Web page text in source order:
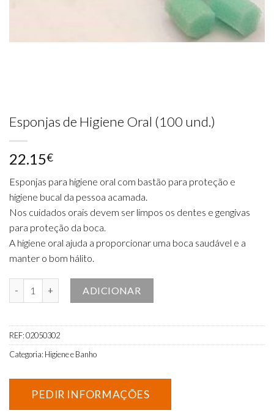
Esponjas de Higiene Oral (100 und.)
22.15€
Esponjas para higiene oral com bastão para proteção e
higiene bucal da pessoa acamada.
Nos cuidados orais devem ser limpos os dentes e gengivas
para proteção da boca.
A higiene oral ajuda a proporcionar uma boca saudável e a
manter o bom hálito.
ADICIONAR
REF:02050302
Categoria: Higiene e Banho